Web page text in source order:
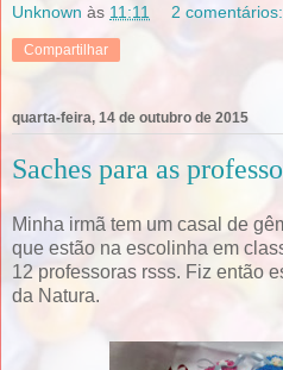
Unknown às 11:11 2 comentários:
Compartilhar
quarta-feira, 14 de outubro de 2015
Saches para as
Minha irmã tem um casal de
que estão na escolinha em
12 professoras rsss. Fiz então
da Natura.